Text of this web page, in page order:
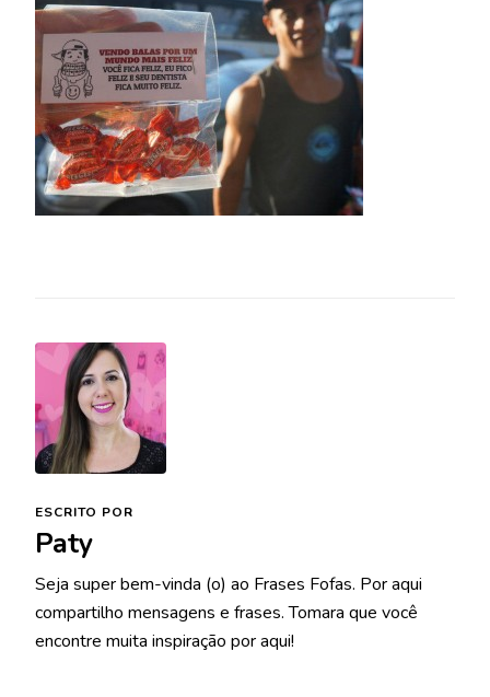
ESCRITO POR
Paty
Seja super bem-vinda (o) ao Frases Fofas. Por aqui
compartilho mensagens e frases. Tomara que você
encontre muita inspiração por aqui!